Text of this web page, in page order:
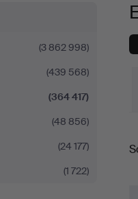
(3 862 998)
(439 568)
(364 417)
(48 856)
(24 177)
(1 722)